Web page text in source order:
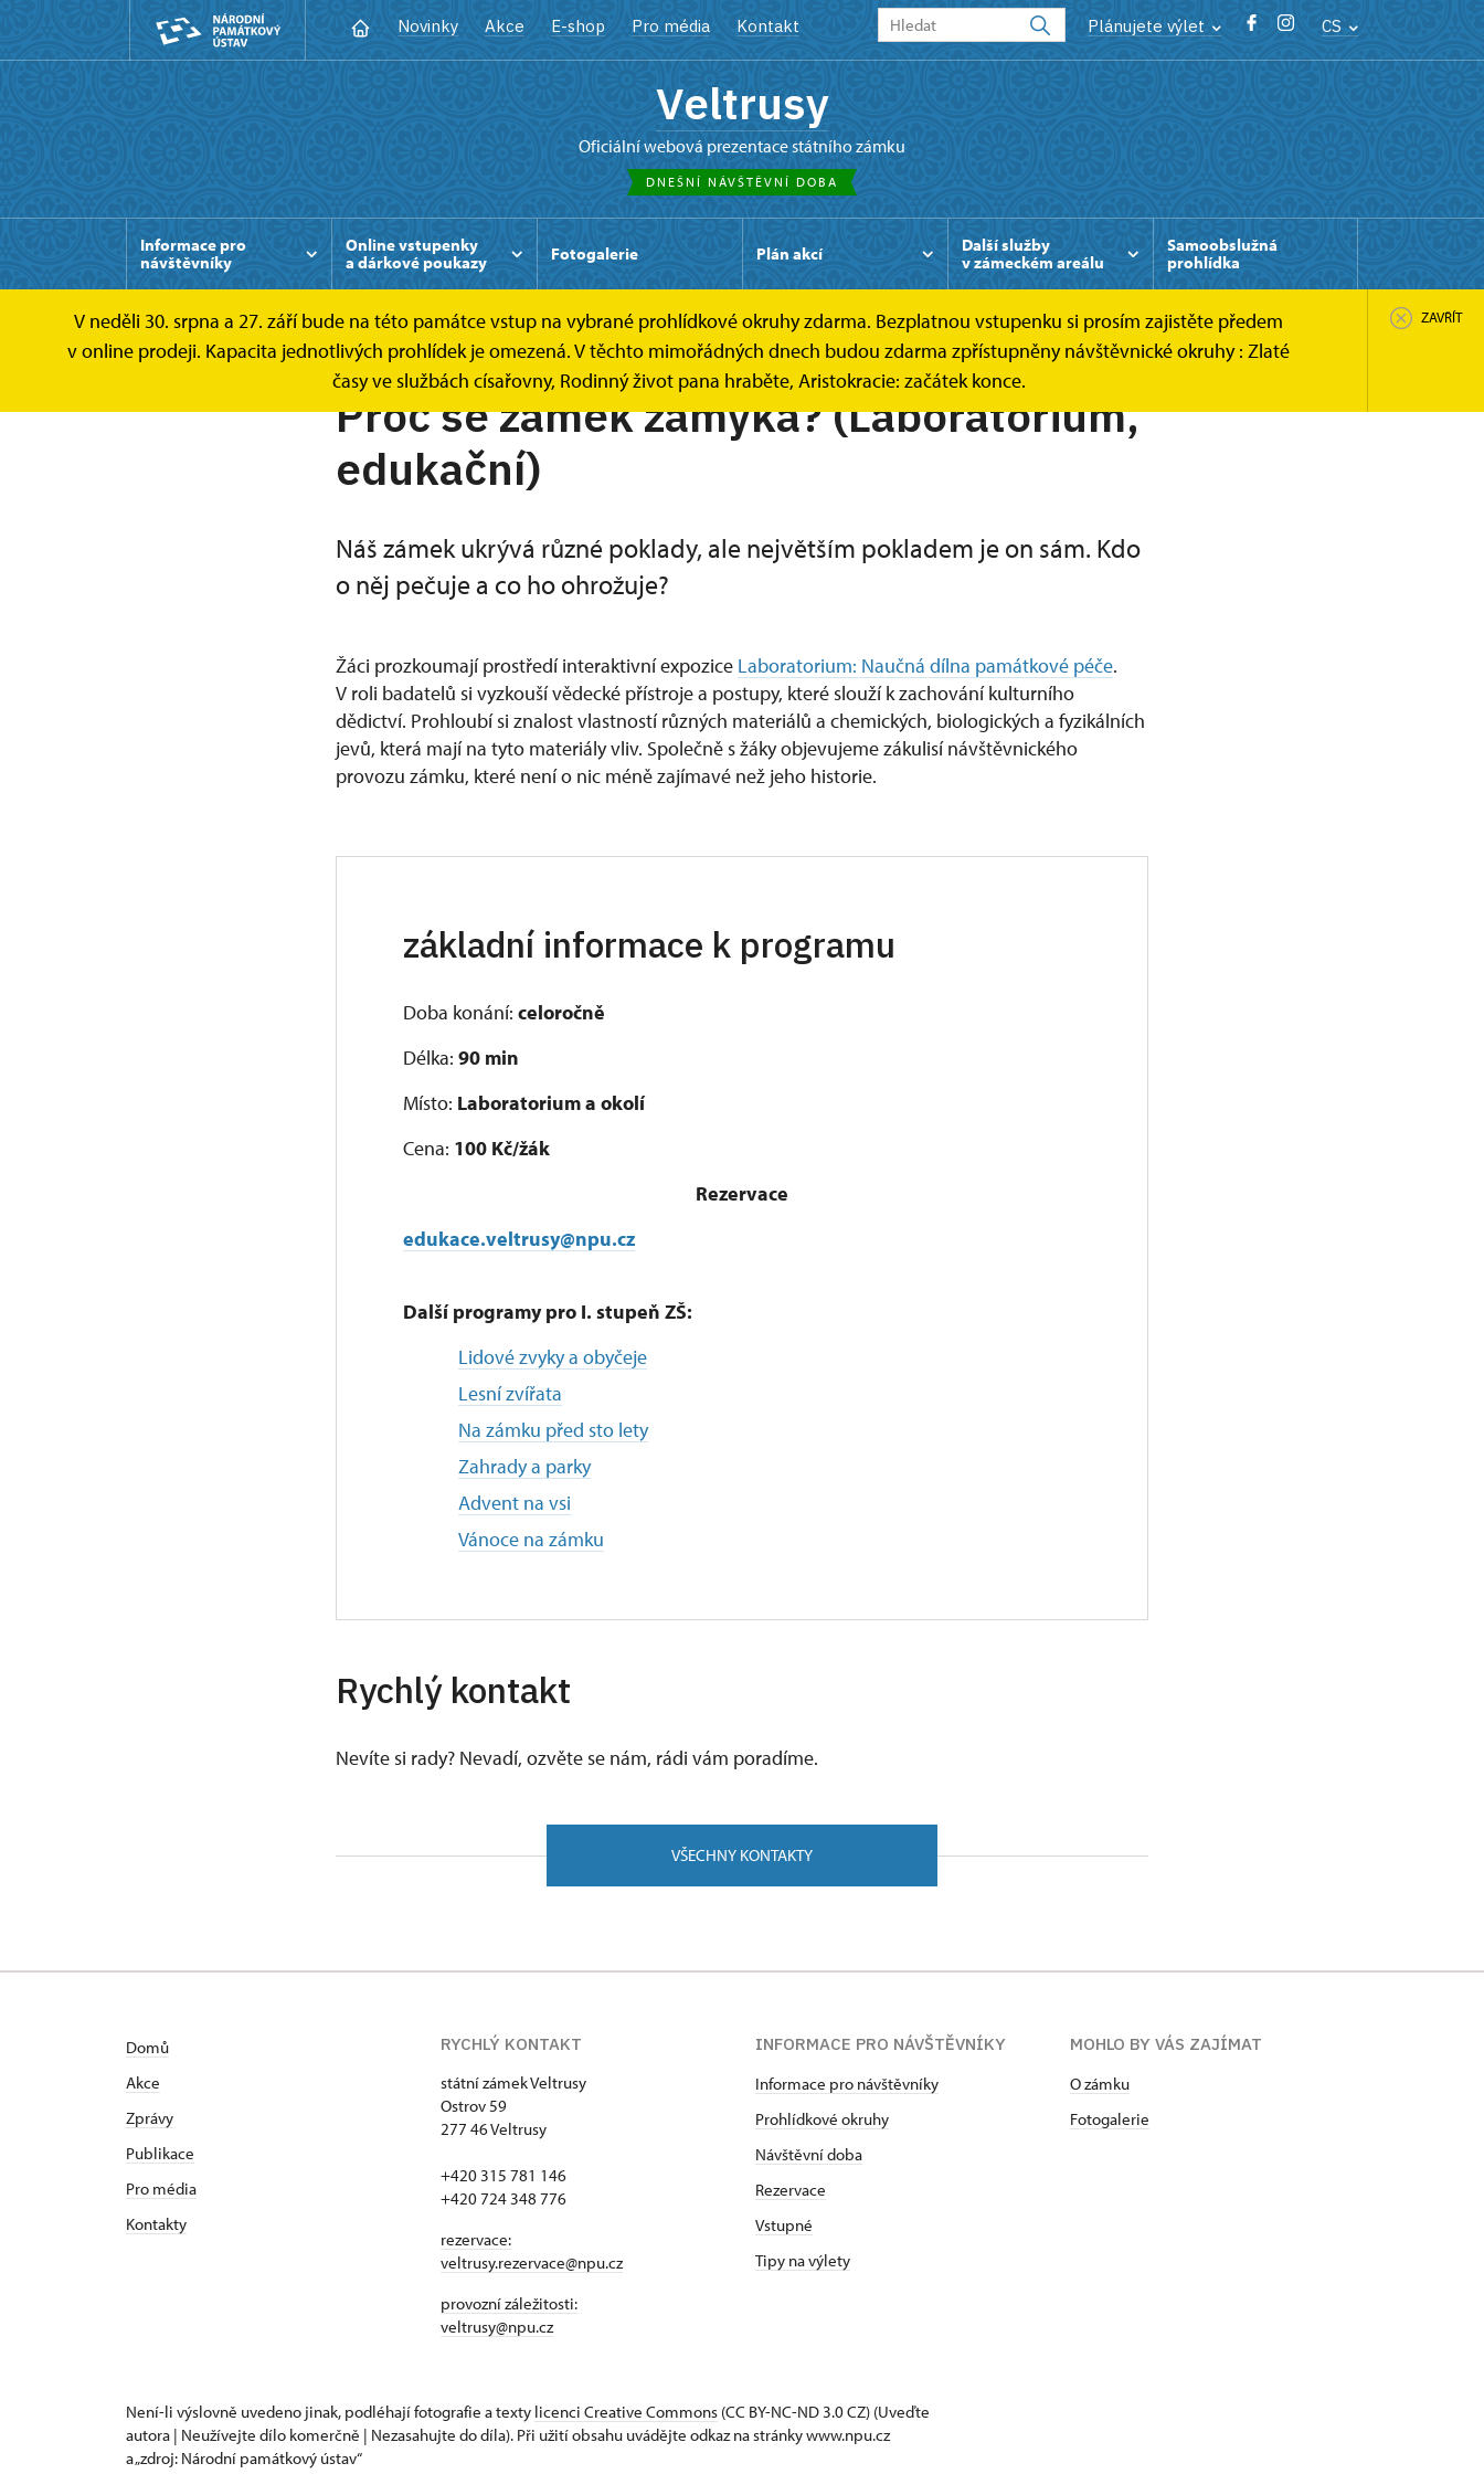
Novinky Akce E-shop Pro média Kontakt Plánujete výlet CS
Veltrusy
oficiální webová prezentace státního zámku
DNEŠNÍ NÁVŠTĚVNÍ DOBA
Informace pro
návštěvníky
Online vstupenky
a dárkové poukazy
Fotogalerie Plán akcí
Další služby
v zámeckém areálu
Samoobslužná
prohlídka
V neděli 30. srpna a 27. září bude na této památce vstup na vybrané prohlídkové okruhy zdarma. Bezplatnou vstupenku si prosím zajistěte předem
v online prodeji. Kapacita jednotlivých prohlídek je omezená. V těchto mimořádných dnech budou zdarma zpřístupněny návštěvnické okruhy : Zlaté
časy ve službách císařovny, Rodinný život pana hraběte, Aristokracie: začátek konce.
ZAVŘÍT
Proč se zámek zamyká? (Laboratorium,
edukační)
Náš zámek ukrývá různé poklady, ale největším pokladem je on sám. Kdo
o něj pečuje a co ho ohrožuje?
Žáci prozkoumají prostředí interaktivní expozice Laboratorium: Naučná dílna památkové péče.
V roli badatelů si vyzkouší vědecké přístroje a postupy, které slouží k zachování kulturního
dědictví. Prohloubí si znalost vlastností různých materiálů a chemických, biologických a fyzikálních
jevů, která mají na tyto materiály vliv. Společně s žáky objevujeme zákulisí návštěvnického
provozu zámku, které není o nic méně zajímavé než jeho historie.
základní informace k programu
Doba konání: celoročně
Délka: 90 min
Místo: Laboratorium a okolí
Cena: 100 Kč/žák
Rezervace
edukace.veltrusy@npu.cz
Další programy pro I. stupeň ZŠ:
Lidové zvykya obyčeje
Lesní zvířata
Na zámku před sto lety
Zahrady a parky
Advent na vsi
Vánoce na zámku
Rychlý kontakt
Nevíte si rady? Nevadí, ozvěte se nám, rádi vám poradíme.
VŠECHNY KONTAKTY
Domů
Akce
Zprávy
Publikace
Pro média
Kontakty
RYCHLÝ KONTAKT
státní zámek Veltrusy
Ostrov 59
277 46 Veltrusy
+420 315 781 146
+420 724 348 776
rezervace:
veltrusy.rezervace@npu.cz
provozní záležitosti:
veltrusy@npu.cz
INFORMACE PRO NÁVŠTĚVNÍKY
Informace pro návštěvníky
Prohlídkové okruhy
Návštěvní doba
Rezervace
Vstupné
Tipy na výlety
MOHLO BY VÁS ZAJÍMAT
O zámku
Fotogalerie
Není-li výslovně uvedeno jinak, podléhají fotografie a texty licenci Creative Commons (CC BY-NC-ND 3.0 CZ) (Uveďte
autora | Neužívejte dílo komerčně | Nezasahujte do díla). Při užití obsahu uvádějte odkaz na stránky www.npu.cz
a „zdroj: Národní památkový ústav“